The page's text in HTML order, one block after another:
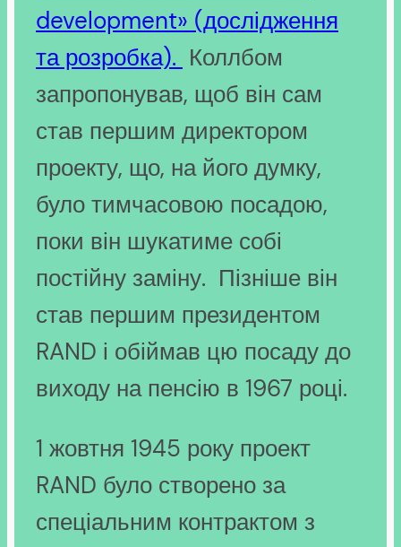
development» (дослідження
та розробка). Коллбом
запропонував, щоб він сам
став першим директором
проекту, що, на його думку,
було тимчасовою посадою,
поки він шукатиме собі
постійну заміну. Пізніше він
став першим президентом
RAND і обіймав цю посаду до
виходу на пенсію в 1967 році.
1 жовтня 1945 року проект
RAND було створено за
спеціальним контрактом з